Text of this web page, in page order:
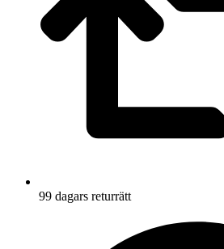
99 dagars returrätt